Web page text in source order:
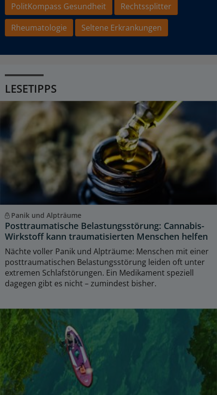
PolitKompass Gesundheit
Rechtssplitter
Rheumatologie
Seltene Erkrankungen
LESETIPPS
Panik und Alpträume
Posttraumatische Belastungsstörung: Cannabis-
Wirkstoff kann traumatisierten Menschen helfen
Nächte voller Panik und Alpträume: Menschen mit einer
posttraumatischen Belastungsstörung leiden oft unter
extremen Schlafstörungen. Ein Medikament speziell
dagegen gibt es nicht – zumindest bisher.